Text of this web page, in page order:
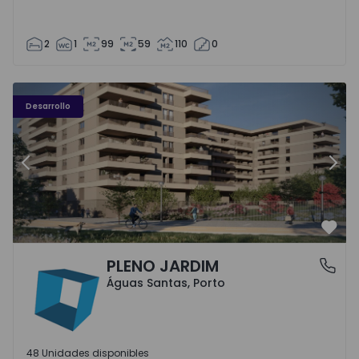
2 1 99 59 110 0
Desarrollo
PLENO JARDIM - 3
Anterior
Águas Santas, PortoPLENO JARDIM
Águas Santas, Porto
48 Unidades disponibles